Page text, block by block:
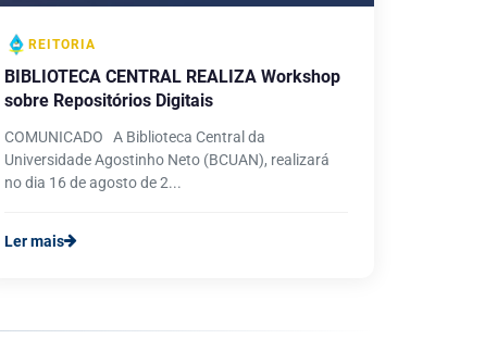
REITORIA
BIBLIOTECA CENTRAL REALIZA Workshop
sobre Repositórios Digitais
COMUNICADO A Biblioteca Central da
Universidade Agostinho Neto (BCUAN), realizará
no dia 16 de agosto de 2...
Ler mais